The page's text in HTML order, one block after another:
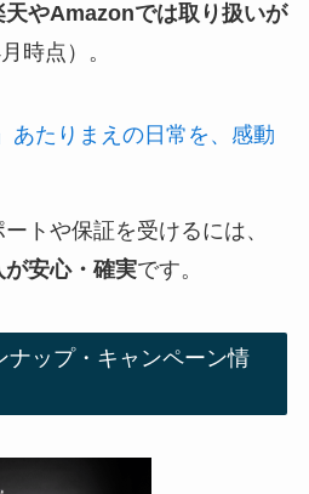
天やAmazonでは取り扱いが
時点）。
あたりまえの日常を、感動
トや保証を受けるには、
安心・確実です。
ナップ・キャンペーン情